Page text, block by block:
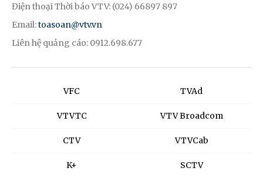
Điện thoại Thời báo VTV: (024) 66897 897
Email:toasoan@vtv.vn
Liên hệ quảng cáo: 0912.698.677
VFC
VTVTC
CTV
K+
TVAd
VTV Broadcom
VTVCab
SCTV